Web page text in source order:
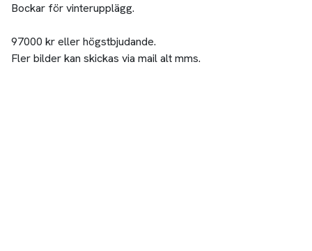
Bockar för vinterupplägg.
97000 kr eller högstbjudande.
Fler bilder kan skickas via mail alt mms.